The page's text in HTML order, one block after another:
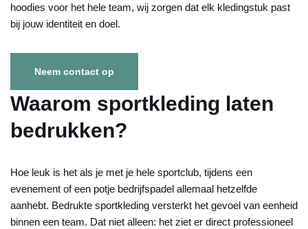
hoodies voor het hele team, wij zorgen dat elk kledingstuk past
bij jouw identiteit en doel.
Neem contact op
Waarom sportkleding laten
bedrukken?
Hoe leuk is het als je met je hele sportclub, tijdens een
evenement of een potje bedrijfspadel allemaal hetzelfde
aanhebt. Bedrukte sportkleding versterkt het gevoel van eenheid
binnen een team. Dat niet alleen: het ziet er direct professioneel